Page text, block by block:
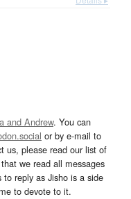
and Andrew. You can
or by e-mail to
us, please read our list of
we read all messages
reply as Jisho is a side
to devote to it.